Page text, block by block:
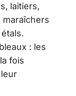
laitiers,
maraîchers
: les
fois